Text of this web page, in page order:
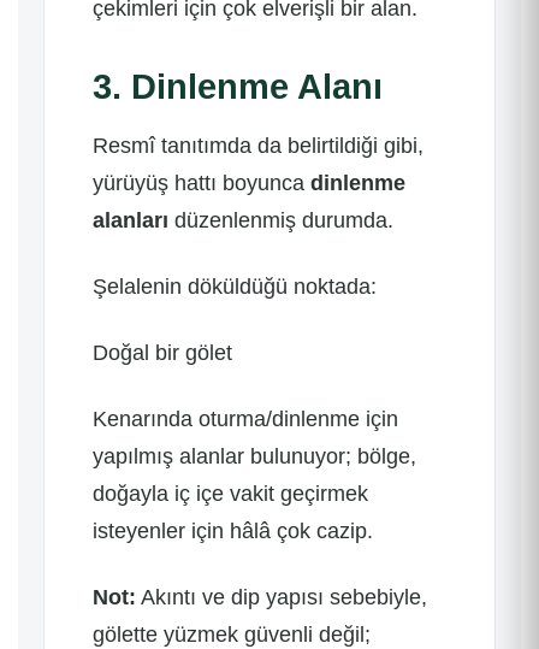
çekimleri için çok elverişli bir alan.
3. Dinlenme Alanı
Resmî tanıtımda da belirtildiği gibi,
yürüyüş hattı boyunca dinlenme
alanları düzenlenmiş durumda.
Şelalenin döküldüğü noktada:
Doğal bir gölet
Kenarında oturma/dinlenme için
yapılmış alanlar bulunuyor; bölge,
doğayla iç içe vakit geçirmek
isteyenler için hâlâ çok cazip.
Not: Akıntı ve dip yapısı sebebiyle,
gölette yüzmek güvenli değil;